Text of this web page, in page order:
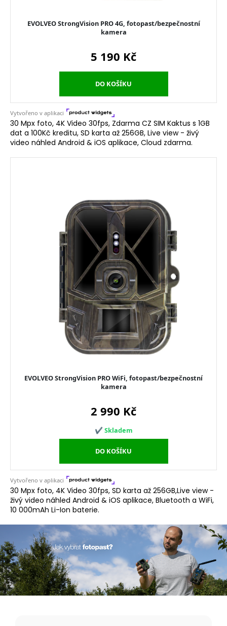
30 Mpx foto, 4K Video 30fps, Zdarma CZ SIM Kaktus s 1GB
dat a 100Kč kreditu, SD karta až 256GB, Live view - živý
video náhled Android & iOS aplikace, Cloud zdarma.
30 Mpx foto, 4K Video 30fps, SD karta až 256GB,Live view -
živý video náhled Android & iOS aplikace, Bluetooth a WiFi,
10 000mAh Li-Ion baterie.